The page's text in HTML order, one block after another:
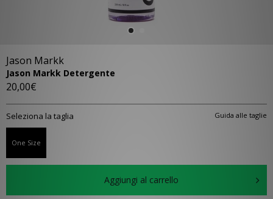
Jason Markk
Jason Markk Detergente
20,00€
Guida alle taglie
Seleziona la taglia
One Size
Aggiungi al carrello